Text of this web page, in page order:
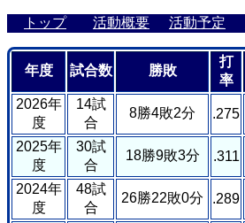
トップ 活動概要 活動予定
年度 試合数 勝敗
打
率
2026年
度
14試
合
8勝4敗2分 .275
2025年
度
30試
合
18勝9敗3分 .311
2024年
度
48試
合
26勝22敗0分 .289